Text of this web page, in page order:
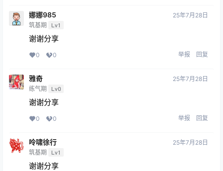
娜娜985
筑基期 Lv1
25年7月28日
谢谢分享
0 0 举报 回复
雅奇
练气期 Lv0
25年7月28日
谢谢分享
0 0 举报 回复
呤啸徐行
筑基期 Lv1
25年7月28日
谢谢分享